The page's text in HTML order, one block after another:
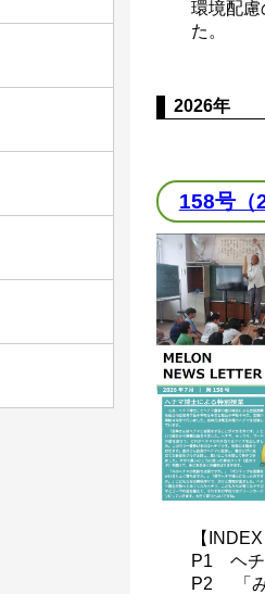
環境配
た。
2026年
158号
【INDEX
P1 ヘチ
P2 「み